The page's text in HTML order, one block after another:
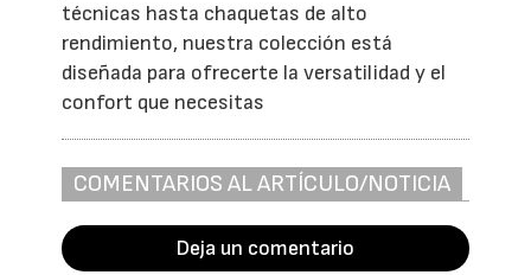
técnicas hasta chaquetas de alto
rendimiento, nuestra colección está
diseñada para ofrecerte la versatilidad y el
confort que necesitas
COMENTARIOS AL ARTÍCULO/NOTICIA
Deja un comentario